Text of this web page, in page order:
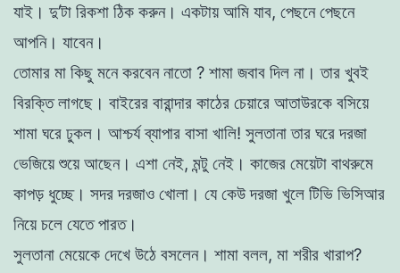
যাই । দু’টা রিকশা ঠিক করুন। একটায়আমি যাব, পেছনেপেছনে
আপনি। যাবেন।
তােমার মা কিছু মনেকরবেননাতাে ? শামা জবাব দিল না ।তার খুবই
বিরক্তিলাগছে । বাইরের বারান্দার কাঠের চেয়ারে আতাউরকে বসিয়ে
শামা ঘরে ঢুকল । আশ্চর্যব্যাপার বাসা খালি! সুলতানাতার ঘরেদরজা
ভেজিয়েশুয়ে আছেন। এশা নেই,মন্টু নেই । কাজের মেয়েটা বাথরুমে
কাপড় ধুচ্ছে। সদরদরজাও খােলা । যেকেউদরজা খুলে টিভি ভিসিআর
নিয়েচলে যেতেপারত।
সুলতানা মেয়েকে দেখে উঠে বসলেন। শামা বলল, মা শরীর খারাপ?